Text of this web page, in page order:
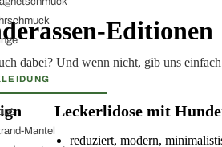
Mantel
Editionen
dabei? Und wenn nicht, gib uns
Leckerlidose mit
reduziert, modern,